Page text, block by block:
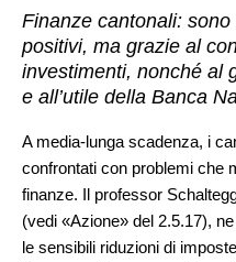
Finanze cantonali:
positivi, ma grazie al
investimenti, nonché al
e all’utile della Banca
A media-lunga scadenza, i
confrontati con problemi che
finanze. Il professor
(vedi «Azione» del 2.5.17),
le sensibili riduzioni di